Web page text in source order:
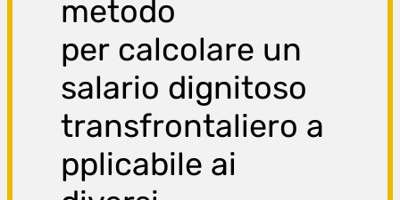
metodo
per calcolare un
salario dignitoso
transfrontaliero a
pplicabile ai